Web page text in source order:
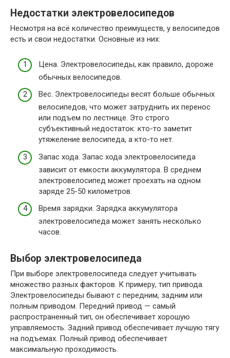
Недостатки электровелосипедов
Несмотря на всё количество преимуществ, у велосипедов
есть и свои недостатки. Основные из них:
Цена. Электровелосипеды, как правило, дороже
обычных велосипедов.
Вес. Электровелосипеды весят больше обычных
велосипедов, что может затруднить их перенос
или подъем по лестнице. Это строго
субъективный недостаток: кто-то заметит
утяжеление велосипеда, а кто-то нет.
Запас хода. Запас хода электровелосипеда
зависит от емкости аккумулятора. В среднем
электровелосипед может проехать на одном
заряде 25-50 километров.
Время зарядки. Зарядка аккумулятора
электровелосипеда может занять несколько
часов.
Выбор электровелосипеда
При выборе электровелосипеда следует учитывать
множество разных факторов. К примеру, тип привода.
Электровелосипеды бывают с передним, задним или
полным приводом. Передний привод — самый
распространенный тип, он обеспечивает хорошую
управляемость. Задний привод обеспечивает лучшую тягу
на подъемах. Полный привод обеспечивает
максимальную проходимость.